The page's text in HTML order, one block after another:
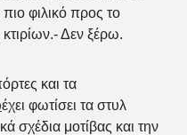
φιλικό προς το
- Δεν ξέρω.
και τα
έχει φωτίσει τα στυλ
σχέδια μοτίβας και την